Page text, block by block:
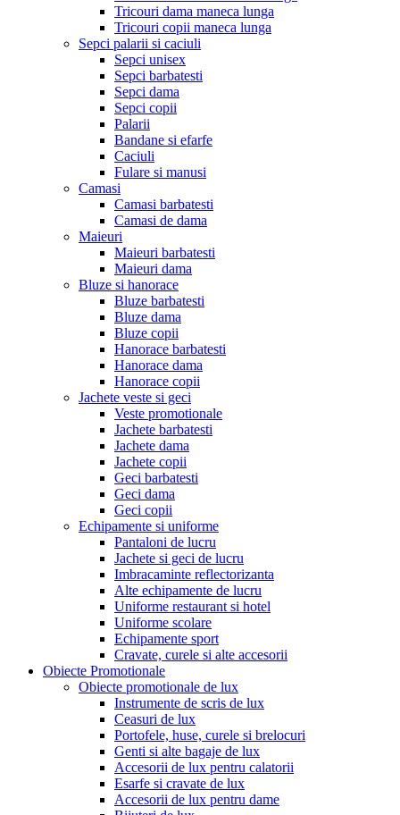
Tricouri dama maneca lunga
Tricouri copii maneca lunga
Sepci palarii si caciuli
Sepci unisex
Sepci barbatesti
Sepci dama
Sepci copii
Palarii
Bandane si efarfe
Caciuli
Fulare si manusi
Camasi
Camasi barbatesti
Camasi de dama
Maieuri
Maieuri barbatesti
Maieuri dama
Bluze si hanorace
Bluze barbatesti
Bluze dama
Bluze copii
Hanorace barbatesti
Hanorace dama
Hanorace copii
Jachete veste si geci
Veste promotionale
Jachete barbatesti
Jachete dama
Jachete copii
Geci barbatesti
Geci dama
Geci copii
Echipamente si uniforme
Pantaloni de lucru
Jachete si geci de lucru
Imbracaminte reflectorizanta
Alte echipamente de lucru
Uniforme restaurant si hotel
Uniforme scolare
Echipamente sport
Cravate, curele si alte accesorii
Obiecte Promotionale
Obiecte promotionale de lux
Instrumente de scris de lux
Ceasuri de lux
Portofele, huse, curele si brelocuri
Genti si alte bagaje de lux
Accesorii de lux pentru calatorii
Esarfe si cravate de lux
Accesorii de lux pentru dame